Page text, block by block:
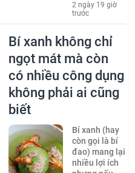
2 ngày 19 giờ
trước
Bí xanh không chỉ
ngọt mát mà còn
có nhiều công dụng
không phải ai cũng
biết
Bí xanh (hay
còn gọi là bí
đao) mang lại
nhiều lợi ích